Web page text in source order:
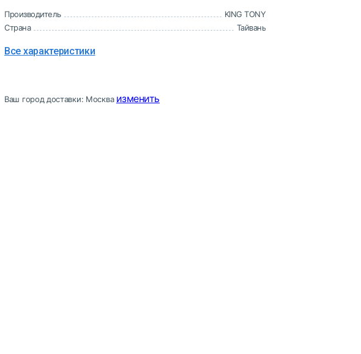
Производитель
KING TONY
Страна
Тайвань
Все характеристики
Ваш город доставки: Москва изменить